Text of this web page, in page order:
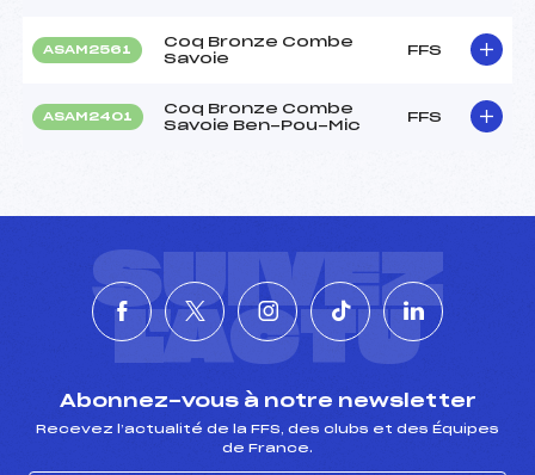
ASAM2561
Coq Bronze Combe
Savoie
FFS
ASAM2401
Coq Bronze Combe
Savoie Ben-Pou-Mic
FFS
SUIVEZ
L'ACTU
Abonnez-vous à notre newsletter
Recevez l’actualité de la FFS, des clubs et des Équipes
de France.